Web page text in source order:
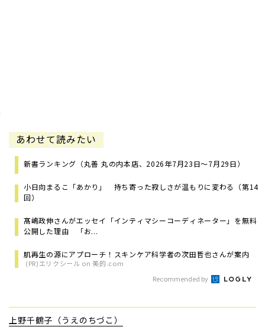
あわせて読みたい
新書ランキング（丸善 丸の内本店、2026年7月23日～7月29日）
小日向まるこ「あかり」 持ち寄った寂しさが温もりに変わる（第14
回）
髙嶋政伸さんがエッセイ「インティマシーコーディネーター」を無料
公開した理由 「お...
肌再生の源にアプローチ！スキンケア科学者の次田哲也さんが案内
(PR)エリクシール on 美的.com
Recommended by
上野千鶴子（うえのちづこ）